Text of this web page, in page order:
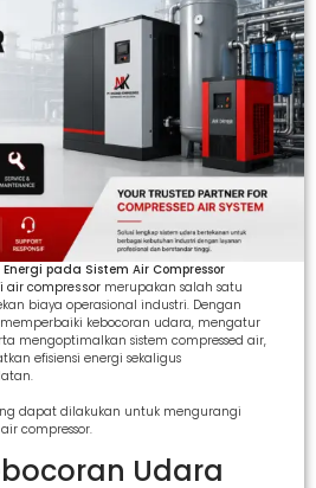
pada Sistem Air Compressor
air compressor merupakan salah satu
biaya operasional industri. Dengan
kebocoran udara, mengatur
mengoptimalkan sistem compressed air,
efisiensi energi sekaligus
dapat dilakukan untuk mengurangi
compressor.
Udara